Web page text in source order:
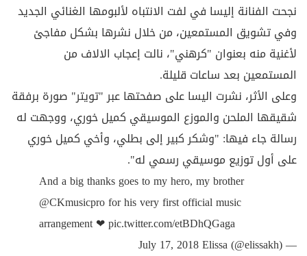
نجحت الفنانة إليسا في لفت الانتباه لألبومها الغنائي الجديد
وفي تشويق المستمعين، من خلال نشرها بشكل مفاجئ
لأغنية منه بعنوان "كرهني"، نالت إعجاب الالاف من
المستمعين بعد ساعات قليلة.
وعلى الأثر، نشرت اليسا على صفحتها عبر "تويتر" صورة برفقة
شقيقها الملحن والموزع الموسيقي كميل خوري، ووجهت له
رسالة جاء فيها: "وشكر كبير إلى بطلي، وأخي كميل خوري
على أول توزيع موسيقي رسمي له".
And a big thanks goes to my hero, my brother
@CKmusicprofor his very first official music
arrangement ❤pic.twitter.com/etBDhQGaga
— Elissa (@elissakh)
July 17, 2018